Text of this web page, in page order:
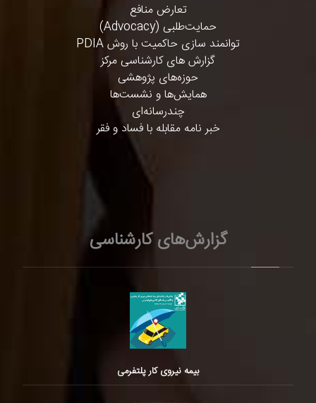
تعارض منافع
حمایت‌طلبی (Advocacy)
توانمند سازی حاکمیت با روش PDIA
گزارش های کارشناسی مرکز
حوزه‌های پژوهشی
همایش‌ها و نشست‌ها
چندرسانه‌ای
خبر نامه مقابله با فساد و فقر
گزارش‌های کارشناسی
بیمه نیروی کار پلتفرمی